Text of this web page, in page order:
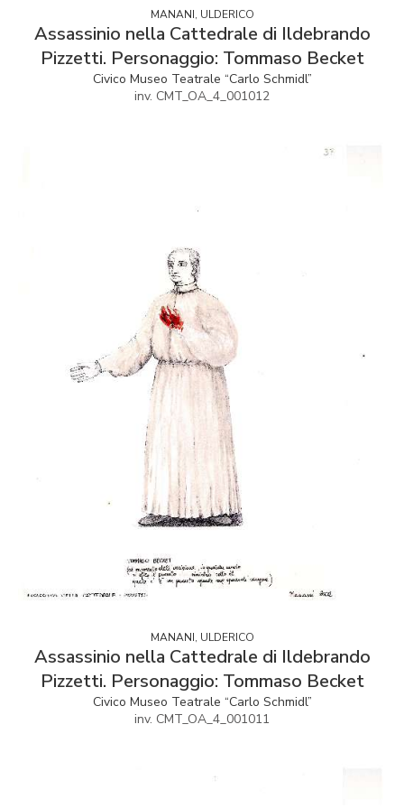
MANANI, ULDERICO
Assassinio nella Cattedrale di Ildebrando
Pizzetti. Personaggio: Tommaso Becket
Civico Museo Teatrale “Carlo Schmidl”
inv. CMT_OA_4_001012
MANANI, ULDERICO
Assassinio nella Cattedrale di Ildebrando
Pizzetti. Personaggio: Tommaso Becket
Civico Museo Teatrale “Carlo Schmidl”
inv. CMT_OA_4_001011